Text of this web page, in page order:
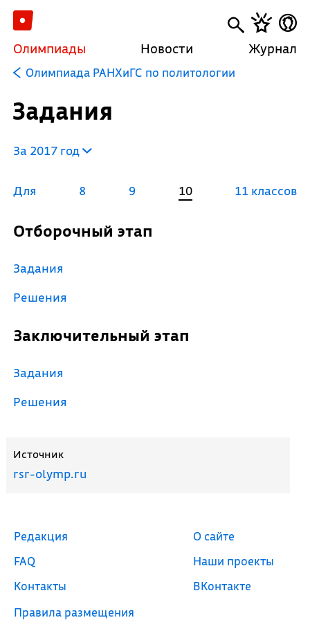
Олимпиады Новости Журнал
Олимпиада РАНХиГС по политологии
Задания
За 2017 год
Для 8 9 10 11 классов
Отборочный этап
Задания
Решения
Заключительный этап
Задания
Решения
Источник
rsr-olymp.ru
Редакция
FAQ
Контакты
Правила размещения
О сайте
Наши проекты
ВКонтакте